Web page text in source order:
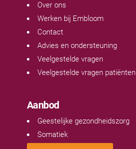
Over ons
Werken bij Embloom
Contact
Advies en ondersteuning
Veelgestelde vragen
Veelgestelde vragen patiënten
Aanbod
Geestelijke gezondheidszorg
Somatiek